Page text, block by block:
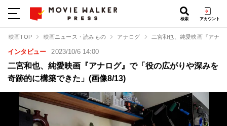
検索 アカウント
映画TOP 映画ニュース・読みもの アナログ 二宮和也、純愛映画『アナ
インタビュー 2023/10/6 14:00
二宮和也、純愛映画『アナログ』で「役の広がりや深みを
奇跡的に構築できた」(画像8/13)